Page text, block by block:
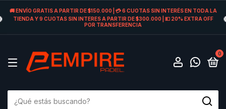
🚚 ENVÍO GRATIS A PARTIR DE $150.000 | 💳 6 CUOTAS SIN INTERÉS EN TODA LA
TIENDA Y 9 CUOTAS SIN INTERES A PARTIR DE $300.000 | 💵 20% EXTRA OFF
POR TRANSFERENCIA
0